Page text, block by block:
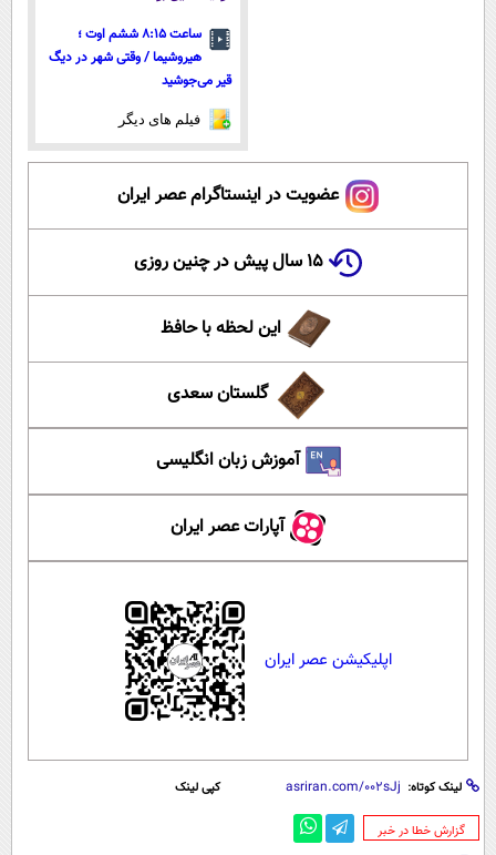
ساعت ۸:۱۵ ششم اوت ؛
هیروشیما / وقتی شهر در دیگ
قیر می‌جوشید
فیلم های دیگر
عضویت در اینستاگرام عصر ایران
۱۵ سال پیش در چنین روزی
این لحظه با حافظ
گلستان سعدی
آموزش زبان انگلیسی
آپارات عصر ایران
اپلیکیشن عصر ایران
لینک کوتاه: کپی لینک
‌گزارش خطا در خبر